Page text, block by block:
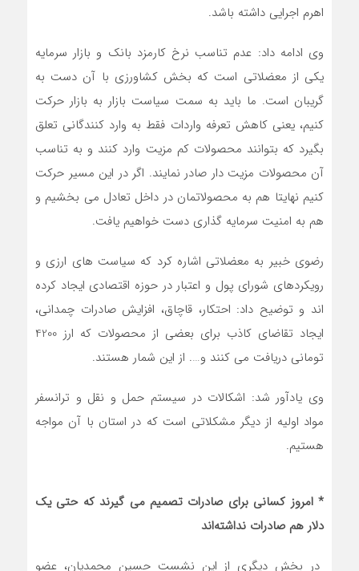
اهرم اجرایی داشته باشد.
وی ادامه داد: عدم تناسب نرخ کارمزد بانک و بازار سرمایه
یکی از معضلاتی است که بخش کشاورزی با آن دست به
گریبان است. ما باید به سمت سیاست بازار به بازار حرکت
کنیم، یعنی کاهش تعرفه واردات فقط به وارد کنندگانی تعلق
بگیرد که بتوانند محصولات کم مزیت وارد کنند و به تناسب
آن محصولات مزیت دار صادر نمایند. اگر در این مسیر حرکت
کنیم نهایتا هم به محصولاتمان در داخل تعادل می بخشیم و
هم به امنیت سرمایه گذاری دست خواهیم یافت.
رضوی خبیر به معضلاتی اشاره کرد که سیاست های ارزی و
رویکردهای شورای پول و اعتبار در حوزه اقتصادی ایجاد کرده
اند و توضیح داد: احتکار، قاچاق، افزایش صادرات چمدانی،
ایجاد تقاضای کاذب برای بعضی از محصولات که ارز 4200
تومانی دریافت می کنند و…. از این شمار هستند.
وی یادآور شد: اشکالات در سیستم حمل و نقل و ترانسفر
مواد اولیه از دیگر مشکلاتی است که در استان با آن مواجه
هستیم.
* امروز کسانی برای صادرات تصمیم می گیرند که حتی یک
دلار هم صادرات نداشته‌اند
در بخش دیگری از این نشست حسین محمدیان، عضو